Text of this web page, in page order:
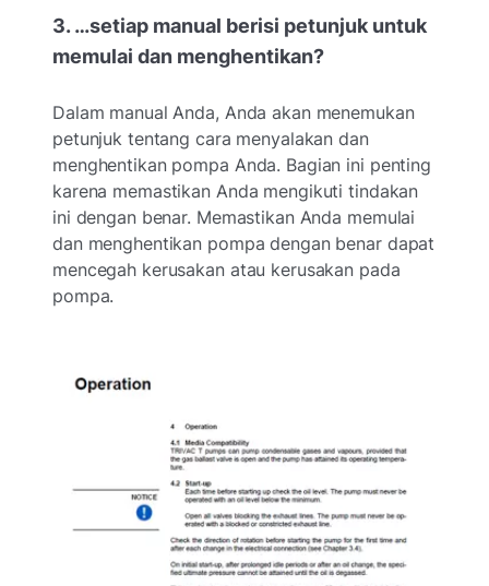
3. …setiap manual berisi petunjuk untuk
memulai dan menghentikan?
Dalam manual Anda, Anda akan menemukan
petunjuk tentang cara menyalakan dan
menghentikan pompa Anda. Bagian ini penting
karena memastikan Anda mengikuti tindakan
ini dengan benar. Memastikan Anda memulai
dan menghentikan pompa dengan benar dapat
mencegah kerusakan atau kerusakan pada
pompa.